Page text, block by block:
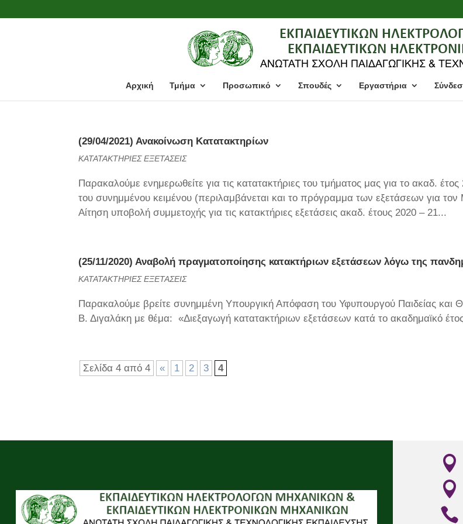
Αρχική Τμήμα Προσωπικό Σπουδές Εργαστήρια
(29/04/2021) Ανακοίνωση Κατατακτηρίων
ΚΑΤΑΤΑΚΤΗΡΙΕΣ ΕΞΕΤΑΣΕΙΣ
Παρακαλούμε ενημερωθείτε για τις κατατακτήριες του τμήματος μας για το ακαδ.
του συνημμένου κειμένου (περιλαμβάνεται και το πρόγραμμα των εξετάσεων για τον
Αίτηση υποβολή συμμετοχής για τις κατακτήριες εξετάσεις ακαδ. έτους 2020 – 21...
(25/11/2020) Αναβολή πραγματοποίησης κατακτήριων εξετάσεων λόγω της
ΚΑΤΑΤΑΚΤΗΡΙΕΣ ΕΞΕΤΑΣΕΙΣ
Παρακαλούμε βρείτε συνημμένη Υπουργική Απόφαση του Υφυπουργού Παιδείας και
Β. Διγαλάκη με θέμα: «Διεξαγωγή κατατακτήριων εξετάσεων κατά το ακαδημαϊκό
Σελίδα 4 από 4 « 1 2 3 4


